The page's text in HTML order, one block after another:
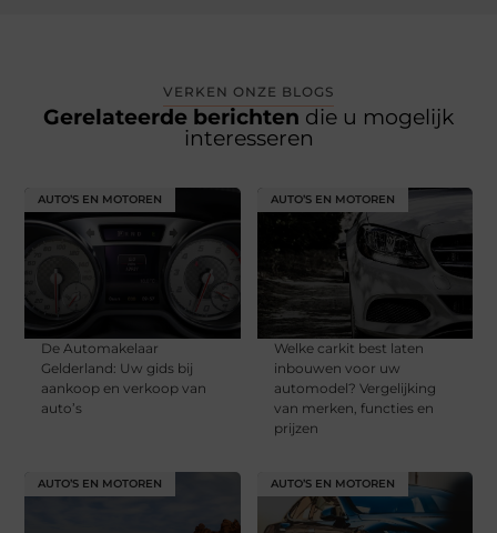
VERKEN ONZE BLOGS
Gerelateerde berichten die u mogelijk
interesseren
AUTO’S EN MOTOREN
De Automakelaar
Gelderland: Uw gids bij
aankoop en verkoop van
auto’s
AUTO’S EN MOTOREN
Welke carkit best laten
inbouwen voor uw
automodel? Vergelijking
van merken, functies en
prijzen
AUTO’S EN MOTOREN AUTO’S EN MOTOREN